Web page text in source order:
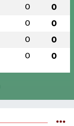
0 0
0 0
0 0
0 0